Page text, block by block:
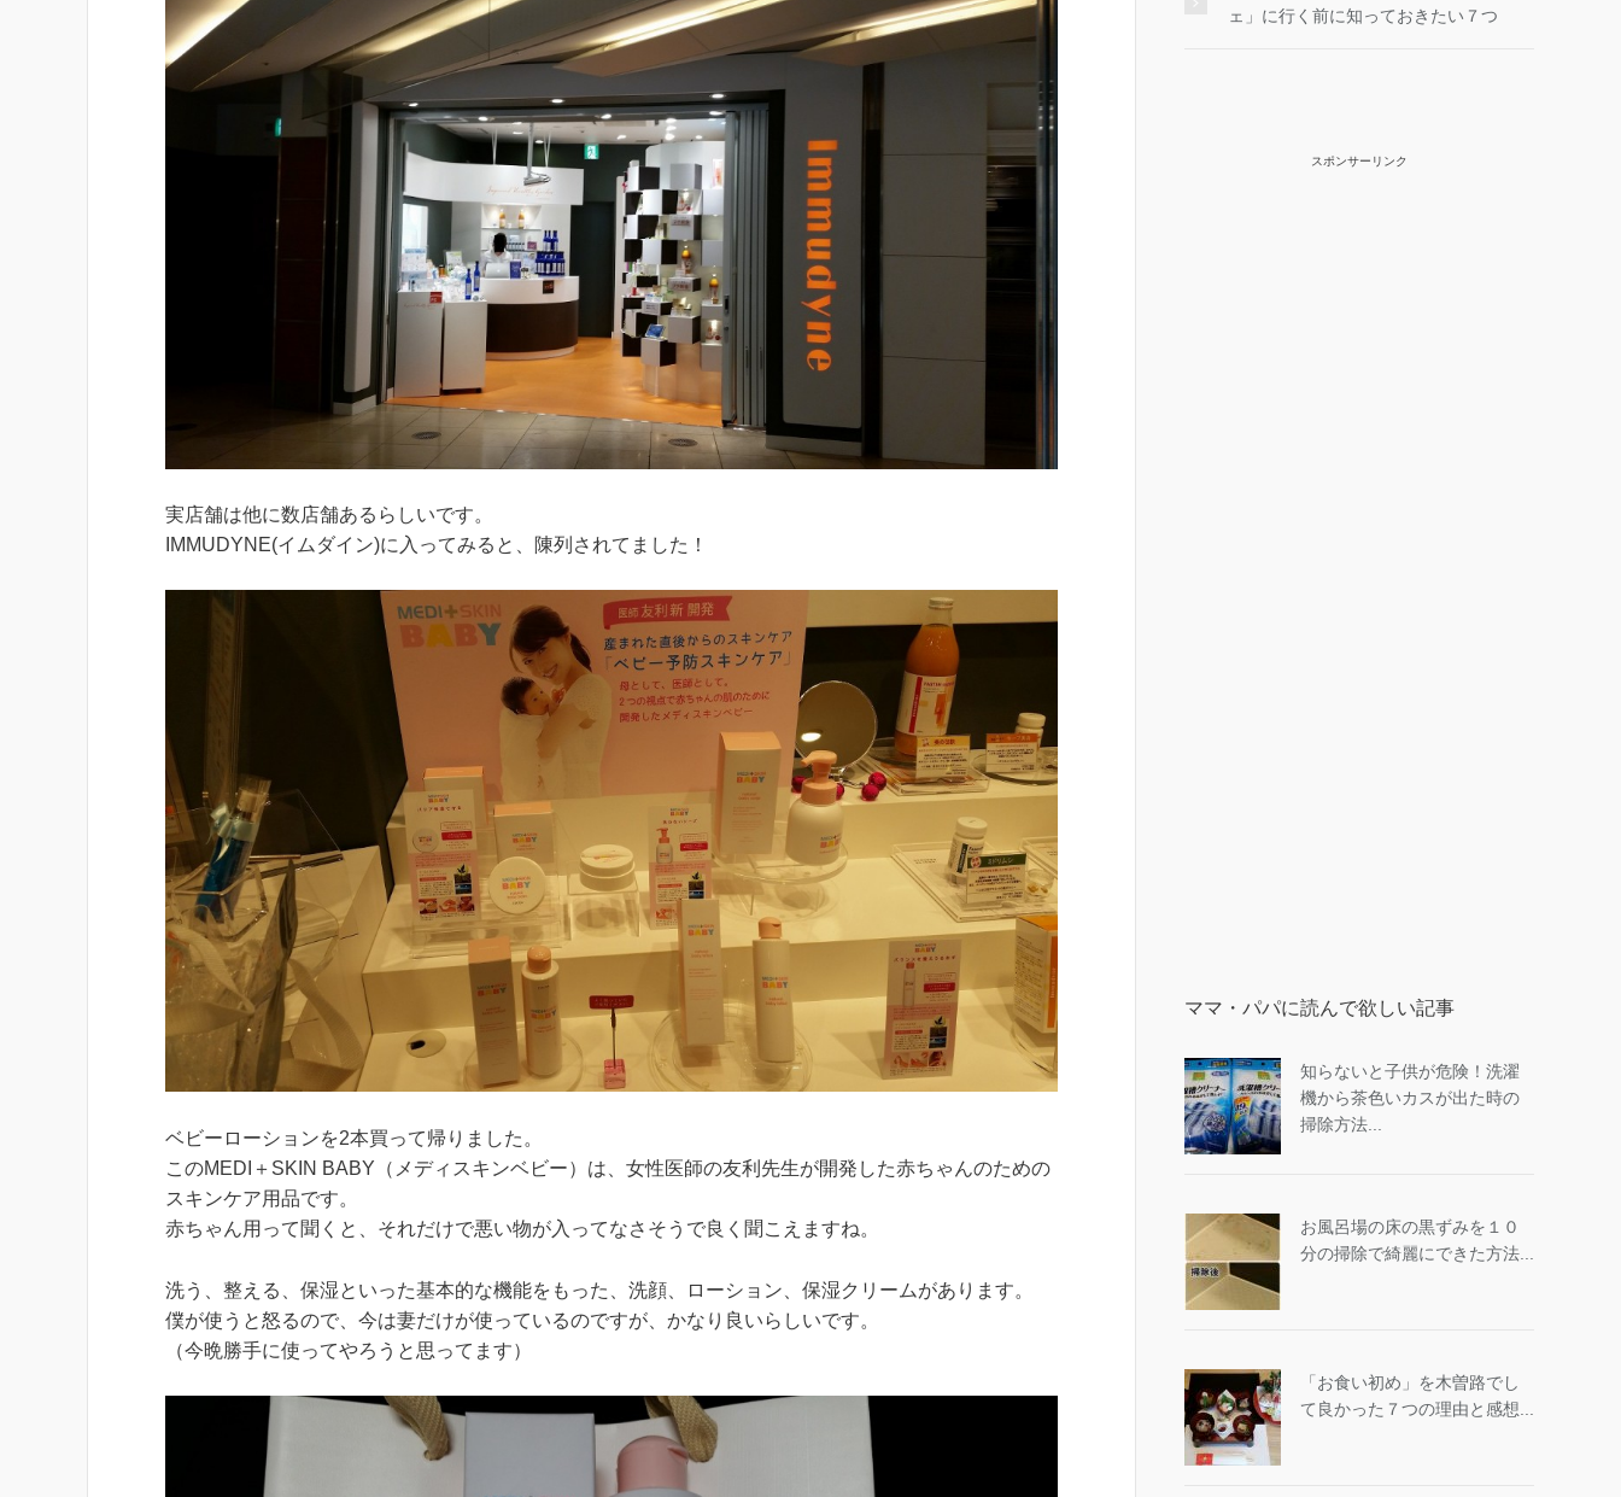
実店舗は他に数店舗あるらしいです。
IMMUDYNE(イムダイン)に入ってみると、陳列されてました！
ベビーローションを2本買って帰りました。
このMEDI＋SKIN BABY（メディスキンベビー）は、女性医師の友利先生が開発した赤ちゃんのための
スキンケア用品です。
赤ちゃん用って聞くと、それだけで悪い物が入ってなさそうで良く聞こえますね。
洗う、整える、保湿といった基本的な機能をもった、洗顔、ローション、保湿クリームがあります。
僕が使うと怒るので、今は妻だけが使っているのですが、かなり良いらしいです。
（今晩勝手に使ってやろうと思ってます）
ェ」に行く前に知っておきたい７つ
スポンサーリンク
ママ・パパに読んで欲しい記事
知らないと子供が危険！洗濯
機から茶色いカスが出た時の
掃除方法...
お風呂場の床の黒ずみを１０
分の掃除で綺麗にできた方法...
「お食い初め」を木曽路でし
て良かった７つの理由と感想...